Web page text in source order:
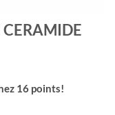
16 points!